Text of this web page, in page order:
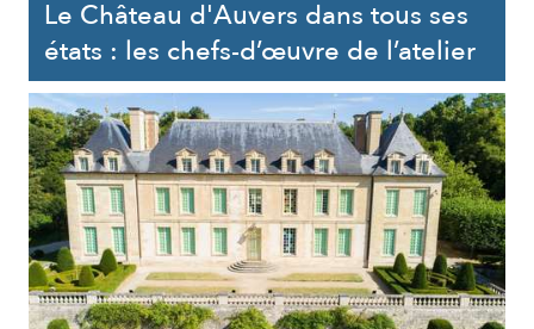
Le Château d'Auvers dans tous ses
états : les chefs-d’œuvre de l’atelier